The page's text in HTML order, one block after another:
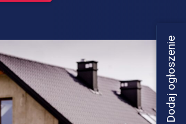
Dodaj ogłoszenie